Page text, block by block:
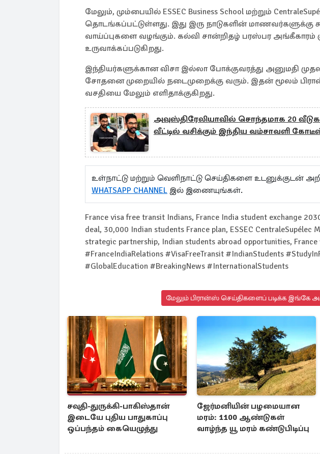
மேலும், மும்பையில் ESSEC Business School மற்றும்
தொடங்கப்பட்டுள்ளது. இது இரு நாடுகளின் மாணவர்களுக்கு
வாய்ப்புகளை வழங்கும். கல்வி சான்றிதழ் பரஸ்பர அங்கீகாரம்
உருவாக்கப்படுகிறது.
இந்தியர்களுக்கான விசா இல்லா போக்குவரத்து அனுமதி
சோதனை முறையில் நடைமுறைக்கு வரும். இதன் மூலம்
வசதியை மேலும் எளிதாக்குகிறது.
அவுஸ்திரேலியாவில் சொந்தமாக 20
வீட்டில் வசிக்கும் இந்திய வம்சாவளி
உள்நாட்டு மற்றும் வெளிநாட்டு செய்திகளை உடனுக்குடன்
WHATSAPP CHANNEL இல் இணையுங்கள்.
France visa free transit Indians, France India student exchange
deal, 30,000 Indian students France plan, ESSEC CentraleSupélec
strategic partnership, Indian students abroad opportunities,
#FranceIndiaRelations #VisaFreeTransit #IndianStudents
#GlobalEducation #BreakingNews #InternationalStudents
மேலும் பிரான்ஸ் செய்திகளைப் படிக்க இங்கே
சவுதி-துருக்கி-பாகிஸ்தான்
இடையே புதிய பாதுகாப்பு
ஒப்பந்தம் கையெழுத்து
ஜேர்மனியின் பழமையான
மரம்: 1100 ஆண்டுகள்
வாழ்ந்த யூ மரம் கண்டுபிடிப்பு